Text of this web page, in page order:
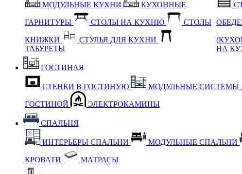
МОДУЛЬНЫЕ КУХНИ КУХОННЫЕ
ГАРНИТУРЫ СТОЛЫ НА КУХНЮ СТОЛЫ
КНИЖКИ
СТУЛЬЯ ДЛЯ КУХНИ
ТАБУРЕТЫ
НА
ГОСТИНАЯ
СТЕНКИ В ГОСТИНУЮ МОДУЛЬНЫЕ СИСТЕМЫ
ГОСТИНОЙ ЭЛЕКТРОКАМИНЫ
СПАЛЬНЯ
ИНТЕРЬЕРЫ СПАЛЬНИ МОДУЛЬНЫЕ СПАЛЬНИ
КРОВАТИ МАТРАСЫ